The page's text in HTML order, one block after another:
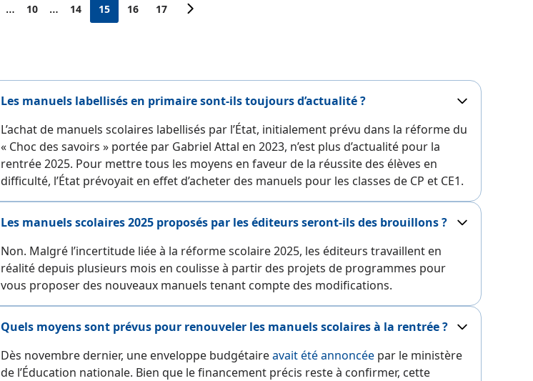
… 10 … 14 15 16 17
Les manuels labellisés en primaire sont-ils toujours d’actualité ?
L’achat de manuels scolaires labellisés par l’État, initialement prévu dans la réforme du
« Choc des savoirs » portée par Gabriel Attal en 2023, n’est plus d’actualité pour la
rentrée 2025. Pour mettre tous les moyens en faveur de la réussite des élèves en
difficulté, l’État prévoyait en effet d’acheter des manuels pour les classes de CP et CE1.
Les manuels scolaires 2025 proposés par les éditeurs seront-ils des brouillons ?
Non. Malgré l’incertitude liée à la réforme scolaire 2025, les éditeurs travaillent en
réalité depuis plusieurs mois en coulisse à partir des projets de programmes pour
vous proposer des nouveaux manuels tenant compte des modifications.
Quels moyens sont prévus pour renouveler les manuels scolaires à la rentrée ?
Dès novembre dernier, une enveloppe budgétaireavait été annoncée par le ministère
de l’Éducation nationale. Bien que le financement précis reste à confirmer, cette